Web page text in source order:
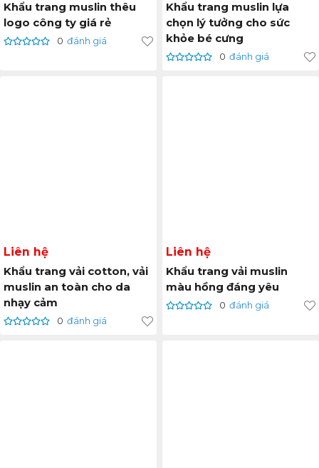
Khẩu trang muslin thêu
logo công ty giá rẻ
0 đánh giá
Khẩu trang muslin lựa
chọn lý tưởng cho sức
khỏe bé cưng
0 đánh giá
Liên hệ
Khẩu trang vải cotton, vải
muslin an toàn cho da
nhạy cảm
0 đánh giá
Liên hệ
Khẩu trang vải muslin
màu hồng đáng yêu
0 đánh giá